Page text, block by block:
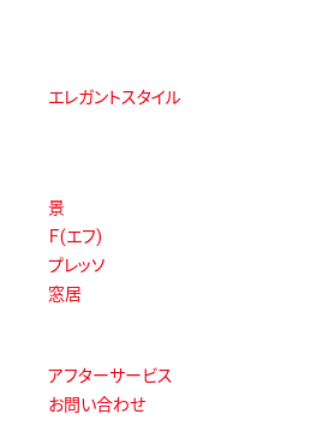
エレガントスタイル
景
Ｆ(エフ)
プレッソ
窓居
アフターサービス
お問い合わせ